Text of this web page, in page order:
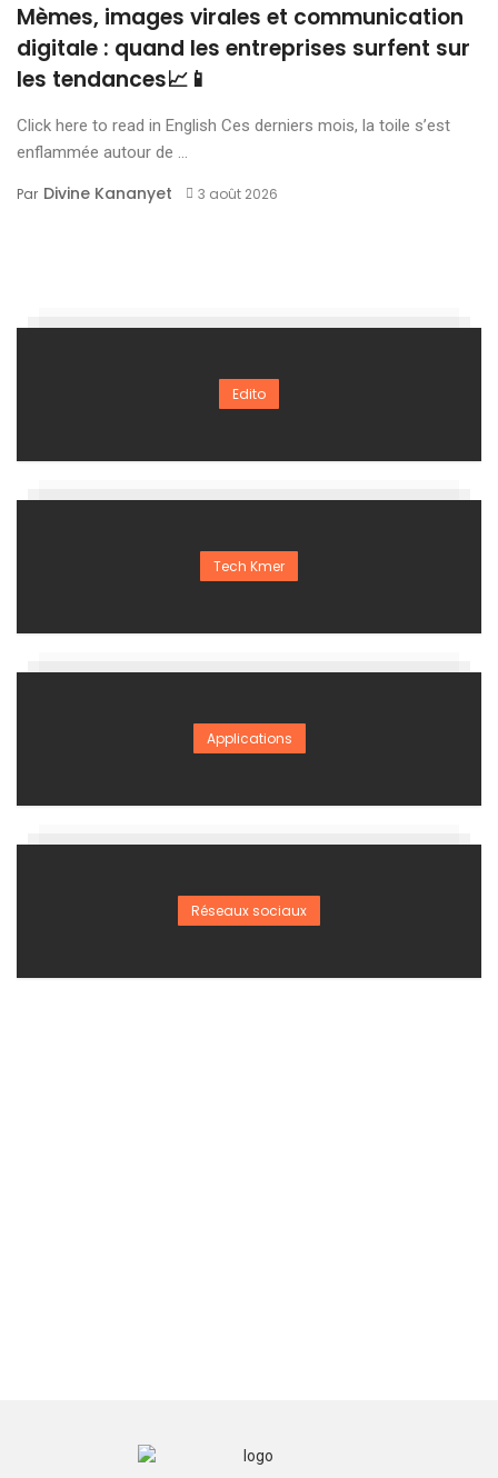
Mèmes, images virales et communication
digitale : quand les entreprises surfent sur
les tendances📈📱
Click here to read in English Ces derniers mois, la toile s’est
enflammée autour de ...
Par Divine Kananyet 3 août 2026
Edito
Tech Kmer
Applications
Réseaux sociaux